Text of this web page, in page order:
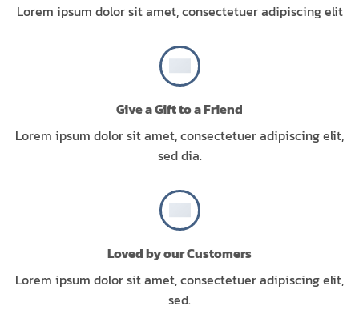
Lorem ipsum dolor sit amet, consectetuer adipiscing elit
Give a Gift to a Friend
Lorem ipsum dolor sit amet, consectetuer adipiscing elit,
sed dia.
Loved by our Customers
Lorem ipsum dolor sit amet, consectetuer adipiscing elit,
sed.